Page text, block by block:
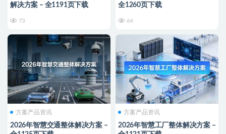
解决方案 – 全1191页下载
73
全1260页下载
64
方案产品资讯
2026年智慧交通整体解决方案 –
方案产品资讯
2026年智慧工厂整体解决方案 –